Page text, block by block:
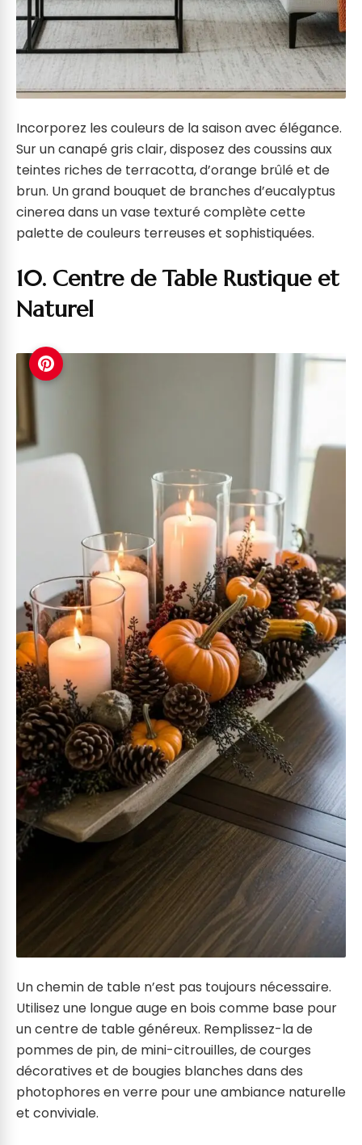
Incorporez les couleurs de la saison avec élégance.
Sur un canapé gris clair, disposez des coussins aux
teintes riches de terracotta, d’orange brûlé et de
brun. Un grand bouquet de branches d’eucalyptus
cinerea dans un vase texturé complète cette
palette de couleurs terreuses et sophistiquées.
10. Centre de Table Rustique et
Naturel
Un chemin de table n’est pas toujours nécessaire.
Utilisez une longue auge en bois comme base pour
un centre de table généreux. Remplissez-la de
pommes de pin, de mini-citrouilles, de courges
décoratives et de bougies blanches dans des
photophores en verre pour une ambiance naturelle
et conviviale.